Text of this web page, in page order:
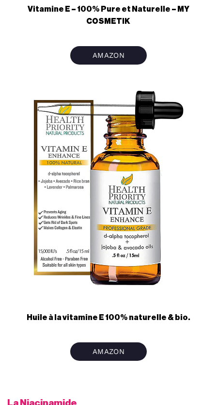
Vitamine E – 100% Pure et Naturelle – MY
COSMETIK
AMAZON
Huile à la vitamine E 100% naturelle & bio.
AMAZON
La Niacinamide